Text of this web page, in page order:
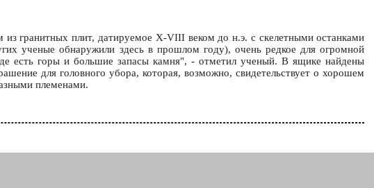
гранитных плит, датируемое X-VIII веком до н.э. с скелетными останками
ученые обнаружили здесь в прошлом году), очень редкое для огромной
есть горы и большие запасы камня", - отметил ученый. В ящике найдены
для головного убора, которая, возможно, свидетельствует о хорошем
племенами.